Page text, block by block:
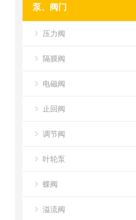
泵、阀门
压力阀
隔膜阀
电磁阀
止回阀
调节阀
叶轮泵
蝶阀
溢流阀